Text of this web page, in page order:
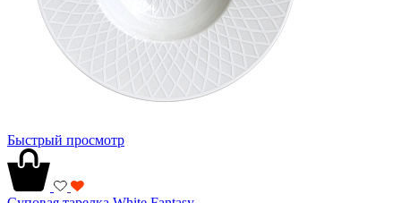
Быстрый просмотр